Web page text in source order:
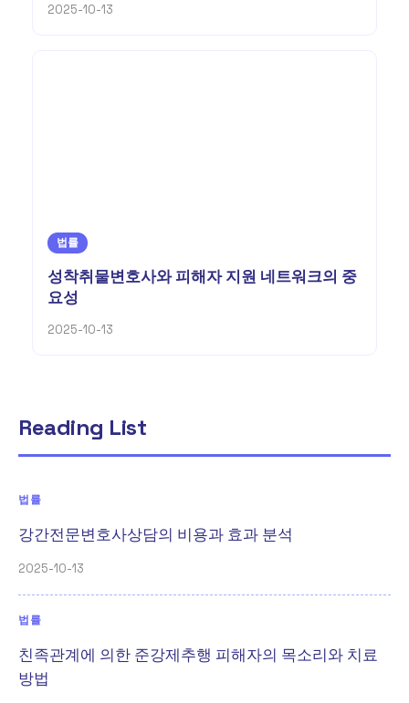
2025-10-13
법률
성착취물변호사와 피해자 지원 네트워크의 중
요성
2025-10-13
Reading List
법률
강간전문변호사상담의 비용과 효과 분석
2025-10-13
법률
친족관계에 의한 준강제추행 피해자의 목소리와 치료
방법